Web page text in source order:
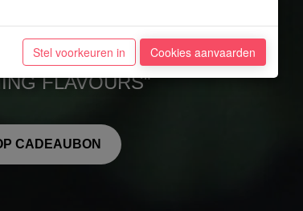
FLAVOURS"
CADEAUBON
Stel voorkeuren in Cookies aanvaarden